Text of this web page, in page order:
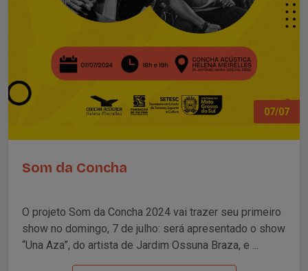
07/07
Som da Concha
O projeto Som da Concha 2024 vai trazer seu primeiro
show no domingo, 7 de julho: será apresentado o show
“Una Aza”, do artista de Jardim Ossuna Braza, e ...